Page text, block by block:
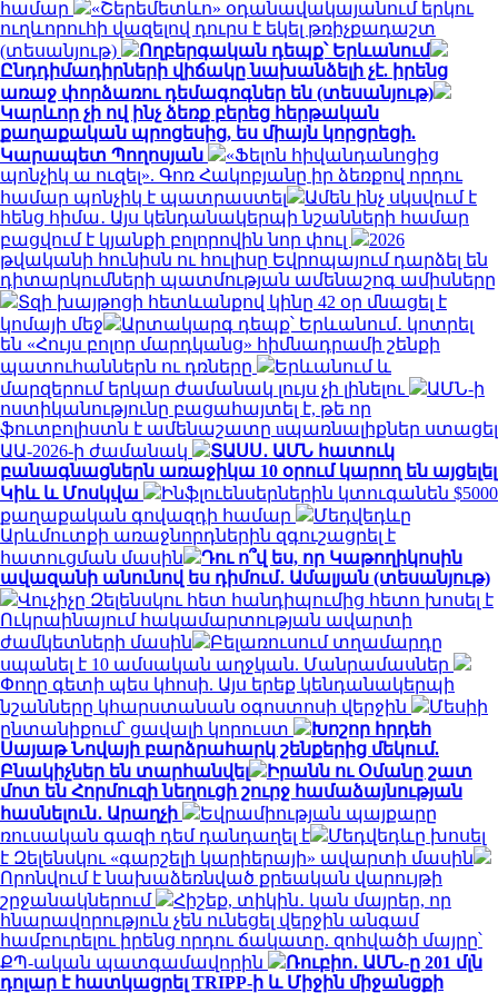
համար
«Շերեմետևո» օդանավակայանում երկու
ուղևորուհի վազելով դուրս է եկել թռիչքադաշտ
(տեսանյութ)
Ողբերգական դեպք՝ Երևանում
Ընդդիմադիրների վիճակը նախանձելի չէ. իրենց
առաջ փորձառու դեմագոգներ են (տեսանյութ)
Կարևոր չի ով ինչ ձեռք բերեց հերթական
քաղաքական պրոցեսից, ես միայն կորցրեցի.
Կարապետ Պողոսյան
«Ֆելոն հիվանդանոցից
պոնչիկ ա ուզել». Գոռ Հակոբյանը իր ձեռքով որդու
համար պոնչիկ է պատրաստել
Ամեն ինչ սկսվում է
հենց հիմա․ Այս կենդանակերպի նշանների համար
բացվում է կյանքի բոլորովին նոր փուլ
2026
թվականի հունիսն ու հուլիսը Եվրոպայում դարձել են
դիտարկումների պատմության ամենաշոգ ամիսները
Տզի խայթոցի հետևանքով կինը 42 օր մնացել է
կոմայի մեջ
Արտակարգ դեպք՝ Երևանում․ կոտրել
են «Հույս բոլոր մարդկանց» հիմնադրամի շենքի
պատուհաններն ու դռները
Երևանում և
մարզերում երկար ժամանակ լույս չի լինելու
ԱՄՆ-ի
ոստիկանությունը բացահայտել է, թե որ
ֆուտբոլիստն է ամենաշատը uպառնալիքներ ստացել
ԱԱ-2026-ի ժամանակ
ՏԱՍՍ․ ԱՄՆ հատուկ
բանագնացներն առաջիկա 10 օրում կարող են այցելել
Կիև և Մոսկվա
Ինֆլուենսերներին կտուգանեն $5000
քաղաքական գովազդի համար
Մեդվեդևը
Արևմուտքի առաջնորդներին զգուշացրել է
հատուցման մասին
Դու ո՞վ ես, որ Կաթողիկոսին
ավազանի անունով ես դիմում․ Ամալյան (տեսանյութ)
Վուչիչը Զելենսկու հետ հանդիպումից հետո խոսել է
Ուկրաինայում հակամարտության ավարտի
ժամկետների մասին
Բելառուսում տղամարդը
սպանել է 10 ամսական աղջկան. Մանրամասներ
Փողը գետի պես կհոսի. Այս երեք կենդանակերպի
նշանները կհարստանան օգոստոսի վերջին
Մեսիի
ընտանիքում՝ ցավալի կորուստ
Խոշոր հրդեհ
Սայաթ Նովայի բարձրահարկ շենքերից մեկում.
Բնակիչներ են տարհանվել
Իրանն ու Օմանը շատ
մոտ են Հորմուզի նեղուցի շուրջ համաձայնության
հասնելուն․ Արաղչի
Եվրամիության պայքարը
ռուսական գազի դեմ դանդաղել է
Մեդվեդևը խոսել
է Զելենսկու «գարշելի կարիերայի» ավարտի մասին
Որոնվում է նախաձեռնված քրեական վարույթի
շրջանակներում
Հիշեք, տիկին․ կան մայրեր, որ
հնարավորություն չեն ունեցել վերջին անգամ
համբուրելու իրենց որդու ճակատը. զոհվածի մայրը՝
ՔՊ-ական պատգամավորին
Ռուբիո․ ԱՄՆ-ը 201 մլն
դոլար է հատկացրել TRIPP-ի և Միջին միջանցքի